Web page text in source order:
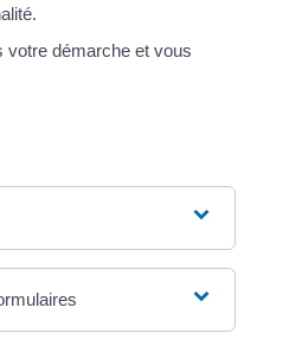
votre démarche et vous